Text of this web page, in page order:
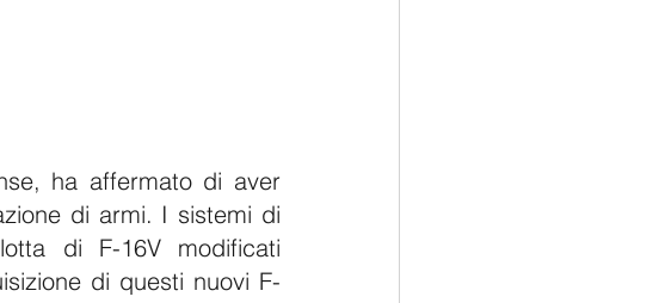
ha affermato di aver
di armi. I sistemi di
di F-16V modificati
di questi nuovi F-